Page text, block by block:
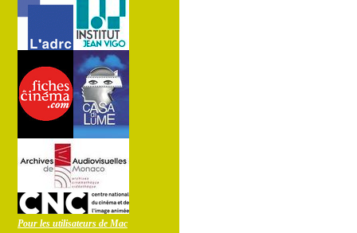
Pour les utilisateurs de Mac